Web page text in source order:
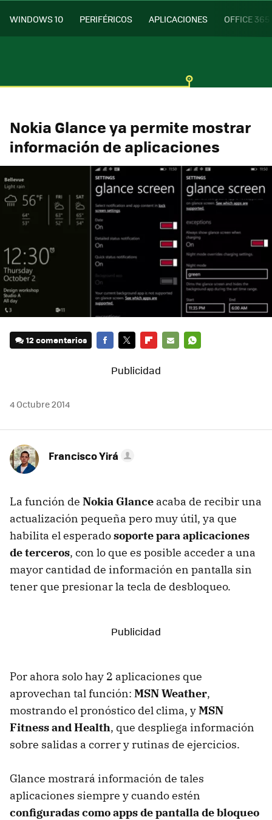
WINDOWS 10 PERIFÉRICOS APLICACIONES OFFICE 365
Nokia Glance ya permite mostrar
información de aplicaciones
12 comentarios
4 Octubre 2014
Francisco Yirá
La función de Nokia Glance acaba de recibir una
actualización pequeña pero muy útil, ya que
habilita el esperadosoporte para aplicaciones
de terceros, con lo que es posible acceder a una
mayor cantidad de información en pantalla sin
tener que presionar la tecla de desbloqueo.
Por ahora solo hay 2 aplicaciones que
aprovechan tal función: MSN Weather,
mostrando el pronóstico del clima, yMSN
Fitness and Health, que despliega información
sobre salidas a correr y rutinas de ejercicios.
Glance mostrará información de tales
aplicaciones siempre y cuando estén
configuradas como apps de pantalla de bloqueo